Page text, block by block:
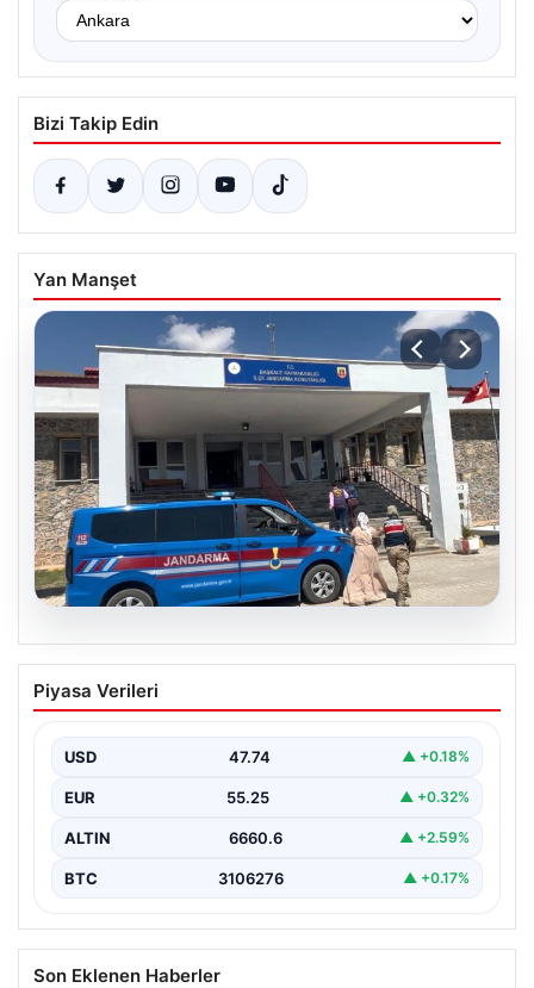
Bizi Takip Edin
Yan Manşet
Faili meçhul dosya aydınlatıldı. İntihar
ettiği iddia edilen Damlanur, cinayete
{"title": "Faili meçhul dosyada yeni gelişmeler:
Başkale ilçesinde…
Piyasa Verileri
USD 47.74 ▲ +0.18%
EUR 55.25 ▲ +0.32%
ALTIN 6660.6 ▲ +2.59%
BTC 3106276 ▲ +0.17%
Son Eklenen Haberler